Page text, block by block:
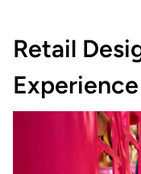
Retail
Experience